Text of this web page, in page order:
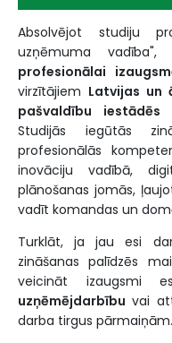
Absolvējot studiju
uzņēmuma
profesionālai
virzītājiem Latvijas un
pašvaldību iestādēs
Studijās iegūtās
profesionālās
inovāciju vadībā,
plānošanas jomās,
vadīt komandas un
Turklāt, ja jau esi
zināšanas palīdzēs
veicināt izaugsmi
uzņēmējdarbību vai
darba tirgus pārmaiņām.